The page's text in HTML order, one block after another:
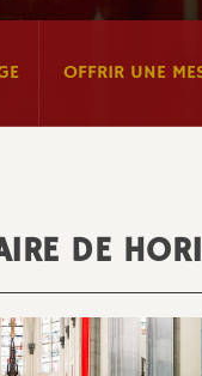
OFFRIR UNE
DE